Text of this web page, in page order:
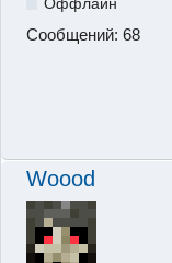
Оффлайн
Сообщений: 68
Woood